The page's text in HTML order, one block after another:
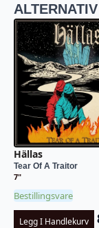
Hällas
Tear Of A Traitor
7"
Bestillingsvare
Legg I Handlekurv